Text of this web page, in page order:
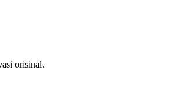
orisinal.